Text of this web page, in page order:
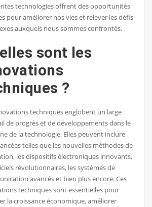
technologies offrent des opportunités
pour améliorer nos vies et relever les défis
auxquels nous sommes confrontés.
sont les
?
techniques englobent un large
de progrès et de développements dans le
de la technologie. Elles peuvent inclure
telles que les nouvelles méthodes de
les dispositifs électroniques innovants,
révolutionnaires, les systèmes de
avancés et bien plus encore. Ces
techniques sont essentielles pour
la croissance économique, améliorer